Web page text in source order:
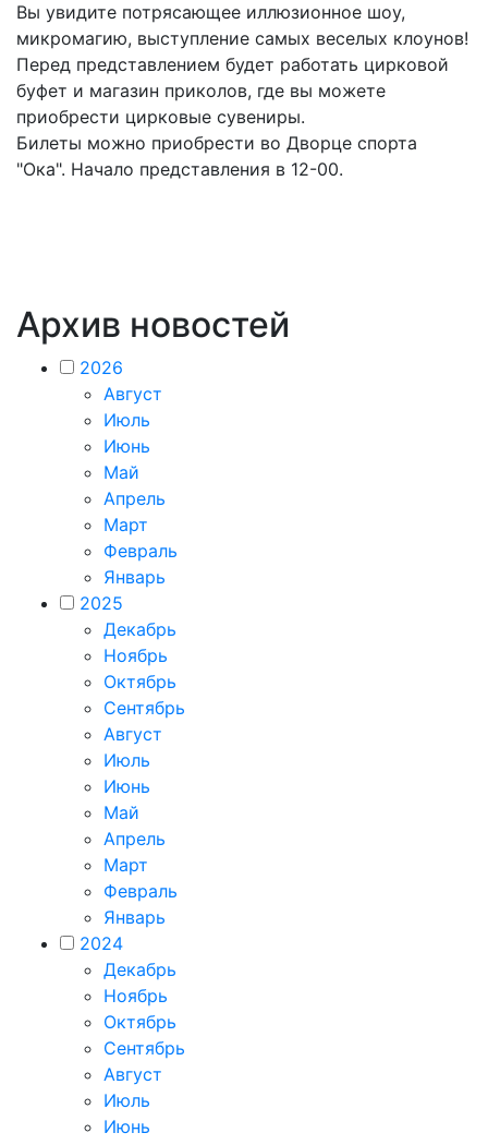
Вы увидите потрясающее иллюзионное шоу,
микромагию, выступление самых веселых клоунов!
Перед представлением будет работать цирковой
буфет и магазин приколов, где вы можете
приобрести цирковые сувениры.
Билеты можно приобрести во Дворце спорта
"Ока". Начало представления в 12-00.
Архив новостей
2026
Август
Июль
Июнь
Май
Апрель
Март
Февраль
Январь
2025
Декабрь
Ноябрь
Октябрь
Сентябрь
Август
Июль
Июнь
Май
Апрель
Март
Февраль
Январь
2024
Декабрь
Ноябрь
Октябрь
Сентябрь
Август
Июль
Июнь